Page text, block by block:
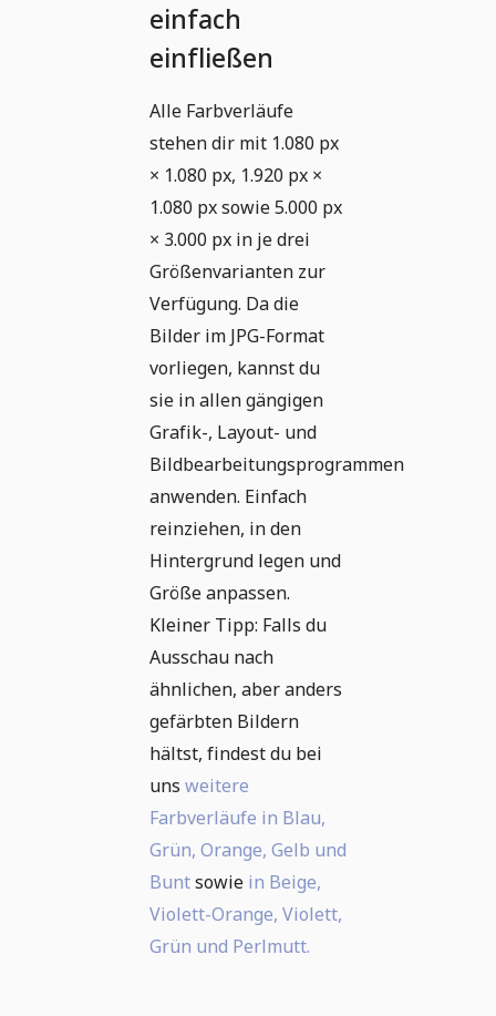
einfach
einfließen
Alle Farbverläufe
stehen dir mit 1.080 px
× 1.080 px, 1.920 px ×
1.080 px sowie 5.000 px
× 3.000 px in je drei
Größenvarianten zur
Verfügung. Da die
Bilder im JPG-Format
vorliegen, kannst du
sie in allen gängigen
Grafik-, Layout- und
Bildbearbeitungsprogrammen
anwenden. Einfach
reinziehen, in den
Hintergrund legen und
Größe anpassen.
Kleiner Tipp: Falls du
Ausschau nach
ähnlichen, aber anders
gefärbten Bildern
hältst, findest du bei
uns weitere
Farbverläufe in Blau,
Grün, Orange, Gelb und
Buntsowie in Beige,
Violett-Orange, Violett,
Grün und Perlmutt.